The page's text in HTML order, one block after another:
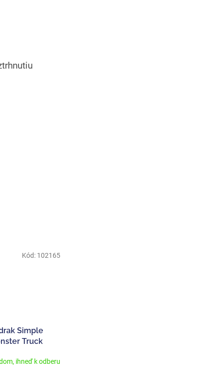
Simple
Truck
ihneď k odberu
Kód: 102165